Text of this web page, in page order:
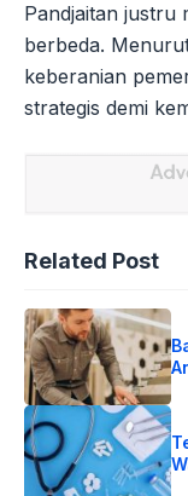
Pandjaitan justru
berbeda.
keberanian
strategis demi
Related Post